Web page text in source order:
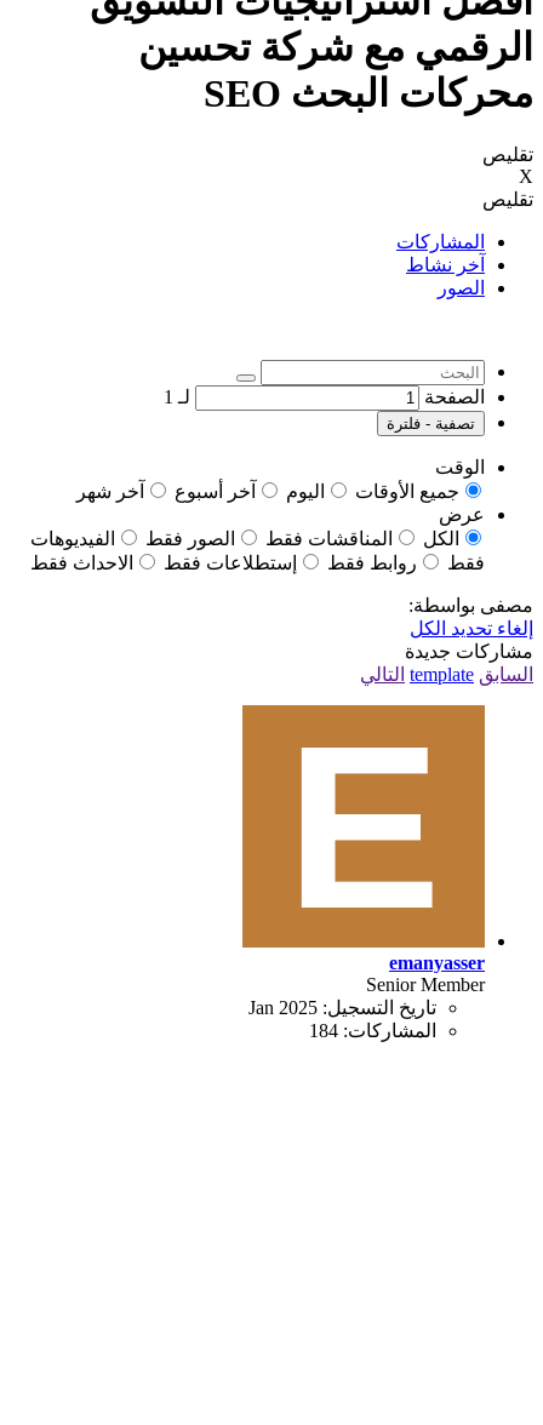
الرقمي مع شركة تحسين
محركات البحث SEO
تقليص
X
تقليص
المشاركات
آخر نشاط
الصور
الصفحة لـ 1
تصفية - فلترة
الوقت
جميع الأوقات
اليوم آخر أسبوع
آخر شهر
عرض
الكل
المناقشات فقط الصور فقط
الفيديوهات
فقط
روابط فقط إستطلاعات فقط الاحداث فقط
مصفى بواسطة:
إلغاء تحديد الكل
مشاركات جديدة
السابق template التالي
emanyasser
Senior Member
تاريخ التسجيل: Jan 2025
المشاركات: 184